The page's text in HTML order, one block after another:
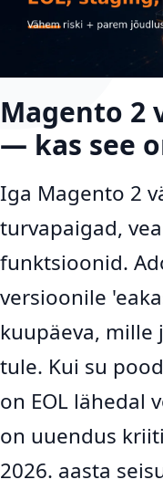
Magento 2
— kas see
Iga Magento 2
turvapaigad,
funktsioonid.
versioonile
kuupäeva, mille
tule. Kui su
on EOL lähedal
on uuendus
2026. aasta